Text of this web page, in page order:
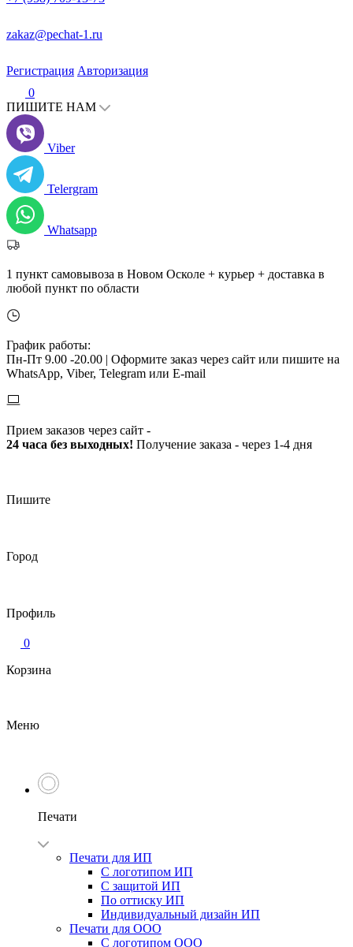
zakaz@pechat-1.ru
Регистрация Авторизация
0
ПИШИТЕ НАМ
Viber
Telergram
Whatsapp
1 пункт самовывоза в Новом Осколе + курьер + доставка в
любой пункт по области
График работы:
Пн-Пт 9.00 -20.00 | Оформите заказ через сайт или пишите на
WhatsApp, Viber, Telegram или E-mail
Прием заказов через сайт -
24 часа без выходных! Получение заказа - через 1-4 дня
Пишите
Город
Профиль
0
Корзина
Меню
Печати
Печати для ИП
С логотипом ИП
С защитой ИП
По оттиску ИП
Индивидуальный дизайн ИП
Печати для ООО
С логотипом ООО